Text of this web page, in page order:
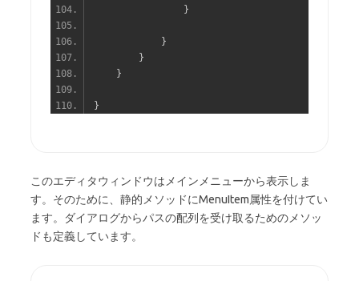
}
}
}
}
}
このエディタウィンドウはメインメニューから表示しま
す。そのために、静的メソッドにMenuItem属性を付けてい
ます。ダイアログからパスの配列を受け取るためのメソッ
ドも定義しています。